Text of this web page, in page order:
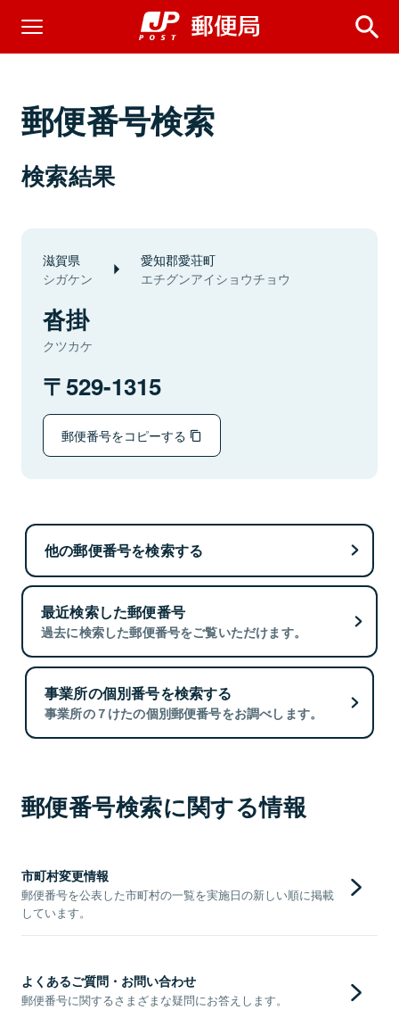
郵便番号検索
検索結果
滋賀県
シガケン
愛知郡愛荘町
エチグンアイショウチョウ
沓掛
クツカケ
529-1315
郵便番号をコピーする
他の郵便番号を検索する
最近検索した郵便番号
過去に検索した郵便番号をご覧いただけます。
事業所の個別番号を検索する
事業所の７けたの個別郵便番号をお調べします。
郵便番号検索に関する情報
市町村変更情報
郵便番号を公表した市町村の一覧を実施日の新しい順に掲載
しています。
よくあるご質問・お問い合わせ
郵便番号に関するさまざまな疑問にお答えします。